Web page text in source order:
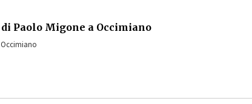
Paolo Migone a Occimiano